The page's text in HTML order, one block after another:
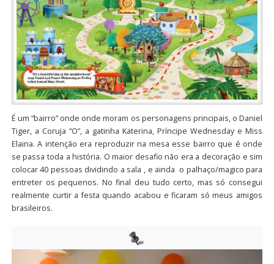
É um “bairro” onde onde moram os personagens principais, o Daniel
Tiger, a Coruja “O”, a gatinha Katerina, Príncipe Wednesday e Miss
Elaina. A intenção era reproduzir na mesa esse bairro que é onde
se passa toda a história. O maior desafio não era a decoração e sim
colocar 40 pessoas dividindo a sala , e ainda o palhaço/magico para
entreter os pequenos. No final deu tudo certo, mas só consegui
realmente curtir a festa quando acabou e ficaram só meus amigos
brasileiros.